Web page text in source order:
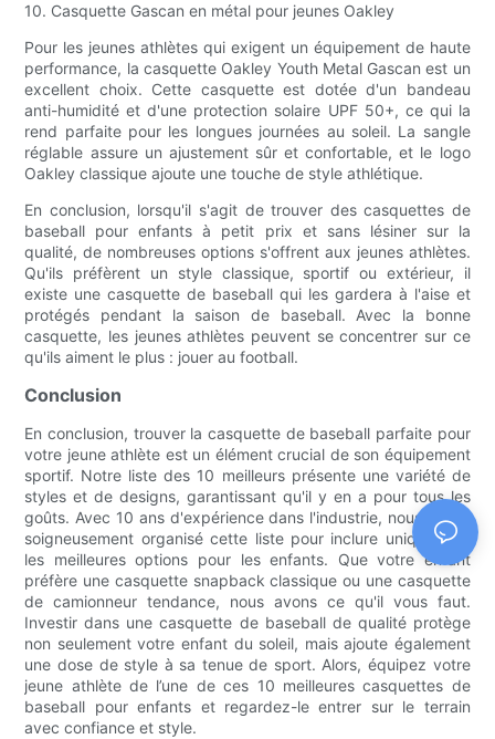
10. Casquette Gascan en métal pour jeunes Oakley
Pour les jeunes athlètes qui exigent un équipement de haute
performance, la casquette Oakley Youth Metal Gascan est un
excellent choix. Cette casquette est dotée d'un bandeau
anti-humidité et d'une protection solaire UPF 50+, ce qui la
rend parfaite pour les longues journées au soleil. La sangle
réglable assure un ajustement sûr et confortable, et le logo
Oakley classique ajoute une touche de style athlétique.
En conclusion, lorsqu'il s'agit de trouver des casquettes de
baseball pour enfants à petit prix et sans lésiner sur la
qualité, de nombreuses options s'offrent aux jeunes athlètes.
Qu'ils préfèrent un style classique, sportif ou extérieur, il
existe une casquette de baseball qui les gardera à l'aise et
protégés pendant la saison de baseball. Avec la bonne
casquette, les jeunes athlètes peuvent se concentrer sur ce
qu'ils aiment le plus : jouer au football.
Conclusion
En conclusion, trouver la casquette de baseball parfaite pour
votre jeune athlète est un élément crucial de son équipement
sportif. Notre liste des 10 meilleurs présente une variété de
styles et de designs, garantissant qu'il y en a pour tous les
goûts. Avec 10 ans d'expérience dans l'industrie, nous avons
soigneusement organisé cette liste pour inclure uniquement
les meilleures options pour les enfants. Que votre enfant
préfère une casquette snapback classique ou une casquette
de camionneur tendance, nous avons ce qu'il vous faut.
Investir dans une casquette de baseball de qualité protège
non seulement votre enfant du soleil, mais ajoute également
une dose de style à sa tenue de sport. Alors, équipez votre
jeune athlète de l’une de ces 10 meilleures casquettes de
baseball pour enfants et regardez-le entrer sur le terrain
avec confiance et style.